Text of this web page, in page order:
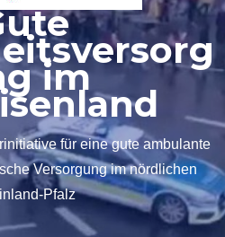
im
für eine gute ambulante
Versorgung im nördlichen
Pfalz